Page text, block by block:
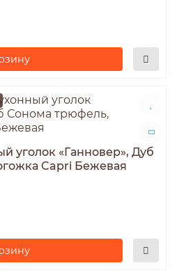
уголок «Ганновер», Дуб
Capri Бежевая